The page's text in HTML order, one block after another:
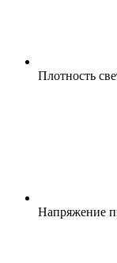
Плотность
Напряжение